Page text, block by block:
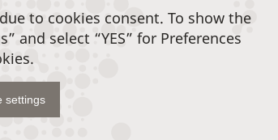
to cookies consent. To show the
and select “YES” for Preferences
settings